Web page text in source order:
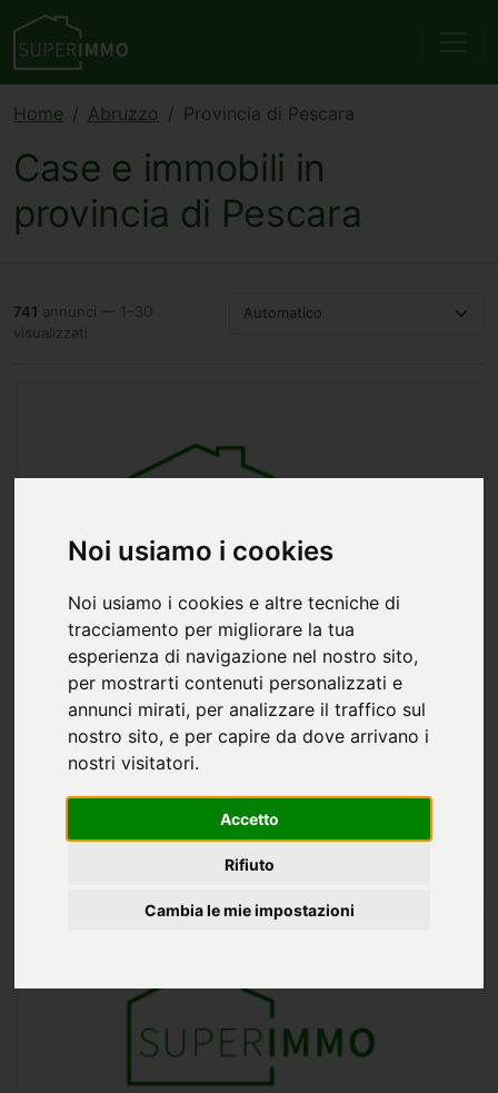
Noi usiamo i cookies
Noi usiamo i cookies e altre tecniche di
tracciamento per migliorare la tua
esperienza di navigazione nel nostro sito,
per mostrarti contenuti personalizzati e
annunci mirati, per analizzare il traffico sul
nostro sito, e per capire da dove arrivano i
nostri visitatori.
Accetto
Rifiuto
Cambia le mie impostazioni
Home Abruzzo Provincia di Pescara
Case e immobili in
provincia di Pescara
741 annunci — 1–30
visualizzati
Automatico
Casa/Villa rustico/casale/masseria in
vendita a Abbateggio - 190mq
55.000 € 190 mq 7 stanze 1 bagno
All'interno del Parco Nazionale della Majella, nel bellissimo
Rustico con finiture d'epoca da ristrutturare. Entrando
nell'abitazione, sulla destra troviamo una cucina...
ABBATEGGIO